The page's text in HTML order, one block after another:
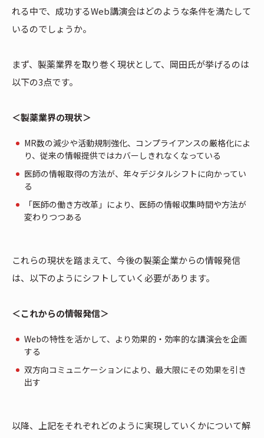
れる中で、成功するWeb講演会はどのような条件を満たして
いるのでしょうか。
まず、製薬業界を取り巻く現状として、岡田氏が挙げるのは
以下の3点です。
＜製薬業界の現状＞
MR数の減少や活動規制強化、コンプライアンスの厳格化によ
り、従来の情報提供ではカバーしきれなくなっている
医師の情報取得の方法が、年々デジタルシフトに向かってい
る
「医師の働き方改革」により、医師の情報収集時間や方法が
変わりつつある
これらの現状を踏まえて、今後の製薬企業からの情報発信
は、以下のようにシフトしていく必要があります。
＜これからの情報発信＞
Webの特性を活かして、より効果的・効率的な講演会を企画
する
双方向コミュニケーションにより、最大限にその効果を引き
出す
以降、上記をそれぞれどのように実現していくかについて解